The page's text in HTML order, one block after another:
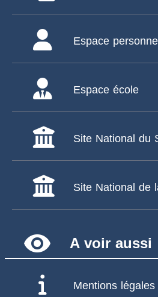
Espace
Espace école
Site National du
Site National de
remove_red_eye A voir aussi
Mentions légales